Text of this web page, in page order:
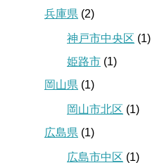
兵庫県 (2)
神戸市中央区 (1)
姫路市 (1)
岡山県 (1)
岡山市北区 (1)
広島県 (1)
広島市中区 (1)